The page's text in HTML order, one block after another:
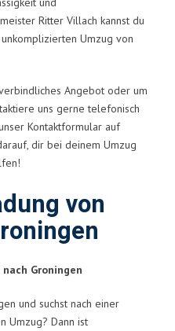
Ritter Villach kannst du
Umzug von
Angebot oder um
uns gerne telefonisch
Kontaktformular auf
dir bei deinem Umzug
von
Groningen
und suchst nach einer
Umzug? Dann ist